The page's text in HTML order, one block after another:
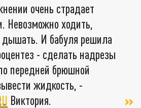
очень страдает
Невозможно ходить,
И бабуля решила
- сделать надрезы
передней брюшной
жидкость, -
Виктория.